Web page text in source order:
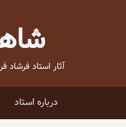
آثار استاد فرشاد
درباره استاد